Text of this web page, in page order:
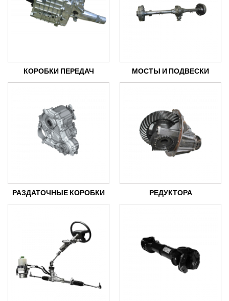
КОРОБКИ ПЕРЕДАЧ МОСТЫ И ПОДВЕСКИ
РАЗДАТОЧНЫЕ КОРОБКИ РЕДУКТОРА